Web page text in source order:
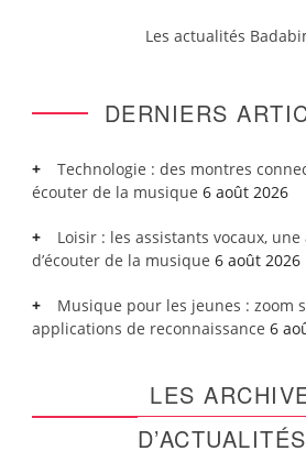
Les actualités
DERNIERS
Technologie : des montres
écouter de la musique 6 août 2026
Loisir : les assistants vocaux,
d’écouter de la musique 6 août 2026
Musique pour les jeunes : zoom
applications de reconnaissance 6
LES
D’ACTUALITÉS